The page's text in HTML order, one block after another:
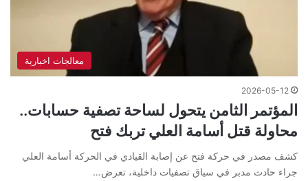
معالجات اخبارية
2026-05-12
المؤتمر الثامن يتحول لساحة تصفية حسابات..
محاولة قتل أسامة العلي تربك فتح
كشف مصدر في حركة فتح عن إصابة القيادي في الحركة أسامة العلي
جراء حادث مدبر في سياق تصفيات داخلية، تعرض…